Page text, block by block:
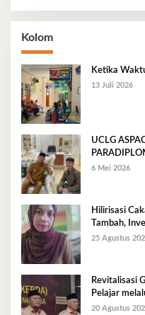
Kolom
Ketika
13 Juli 2026
UCLG
6 Mei 2026
Hilirisasi
Tambah,
25 Agustus
Revitalisasi
Pelajar
20 Agustus